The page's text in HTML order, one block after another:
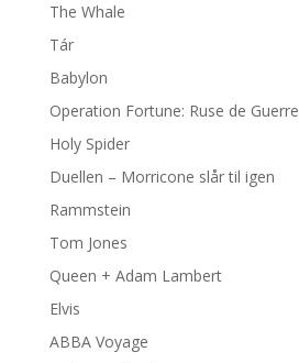
The Whale
Tár
Babylon
Operation Fortune: Ruse de Guerre
Holy Spider
Duellen – Morricone slår til igen
Rammstein
Tom Jones
Queen + Adam Lambert
Elvis
ABBA Voyage